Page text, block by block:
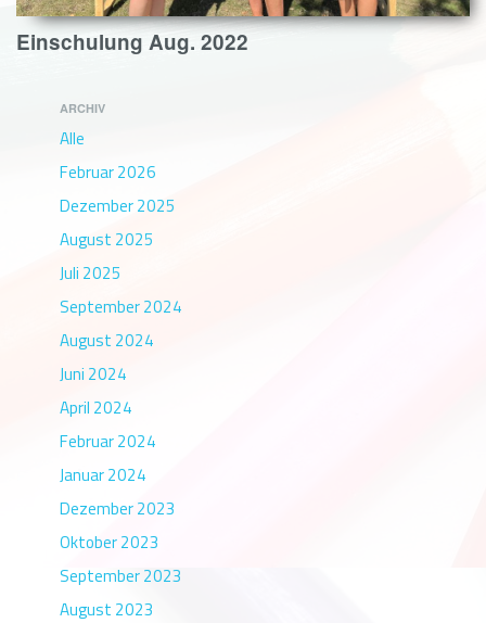
Einschulung Aug. 2022
ARCHIV
Alle
Februar 2026
Dezember 2025
August 2025
Juli 2025
September 2024
August 2024
Juni 2024
April 2024
Februar 2024
Januar 2024
Dezember 2023
Oktober 2023
September 2023
August 2023